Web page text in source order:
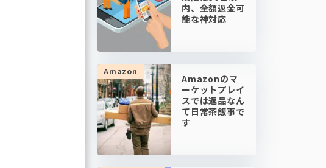
内、全額返金可
能な神対応
Amazon
Amazonのマ
ーケットプレイ
スでは返品なん
て日常茶飯事で
す